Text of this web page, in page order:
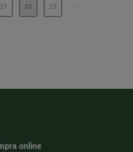
INTERMÈDIES
PÀGINA
21 PÀGINA
22 PÀGINA
23 ...PÀGINES
online